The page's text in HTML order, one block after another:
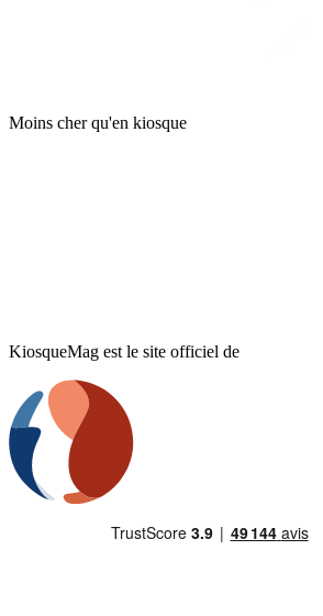
Moins cher qu'en kiosque
KiosqueMag est le site officiel de